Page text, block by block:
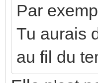
Par
Tu aurais
au fil du